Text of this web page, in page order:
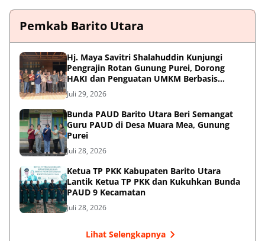
Pemkab Barito Utara
Hj. Maya Savitri Shalahuddin Kunjungi
Pengrajin Rotan Gunung Purei, Dorong
HAKI dan Penguatan UMKM Berbasis
Kearifan Lokal
Juli 29, 2026
Bunda PAUD Barito Utara Beri Semangat
Guru PAUD di Desa Muara Mea, Gunung
Purei
Juli 28, 2026
Ketua TP PKK Kabupaten Barito Utara
Lantik Ketua TP PKK dan Kukuhkan Bunda
PAUD 9 Kecamatan
Juli 28, 2026
Lihat Selengkapnya